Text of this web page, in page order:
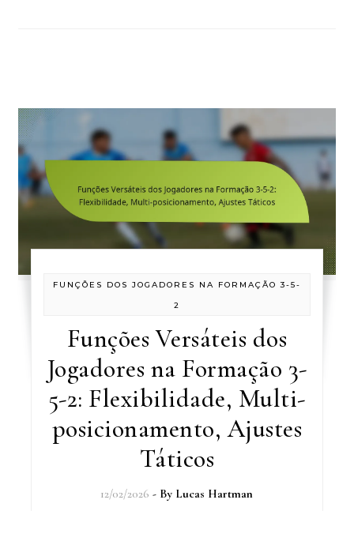
FUNÇÕES DOS JOGADORES NA FORMAÇÃO 3-5-
2
Funções Versáteis dos
Jogadores na Formação 3-
5-2: Flexibilidade, Multi-
posicionamento, Ajustes
Táticos
12/02/2026 - By Lucas Hartman